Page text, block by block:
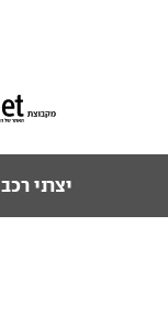
יצרני רכב